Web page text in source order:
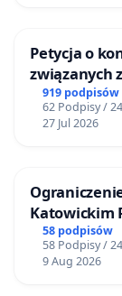
Petycja o
związanych
919 podpisów
62 Podpisy /
27 Jul 2026
Katowickim
Stawów i
58 podpisów
58 Podpisy /
9 Aug 2026